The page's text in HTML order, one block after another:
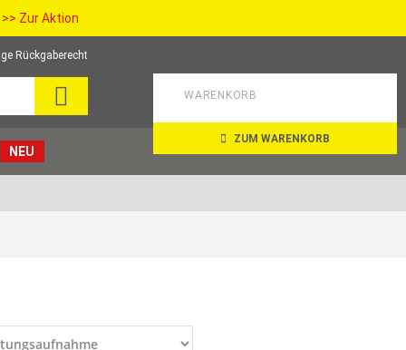
>> Zur Aktion
Rückgaberecht
WARENKORB
ZUM WARENKORB
NEU